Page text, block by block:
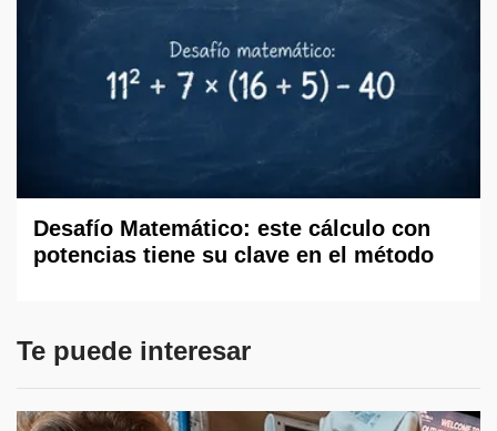
Desafío Matemático: este cálculo con
potencias tiene su clave en el método
Te puede interesar